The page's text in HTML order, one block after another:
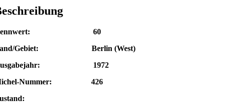
60
Gebiet: Berlin (West)
1972
Nummer: 426